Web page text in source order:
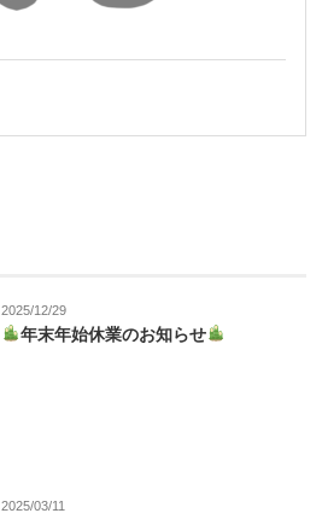
2025/12/29
年末年始休業のお知らせ
2025/03/11